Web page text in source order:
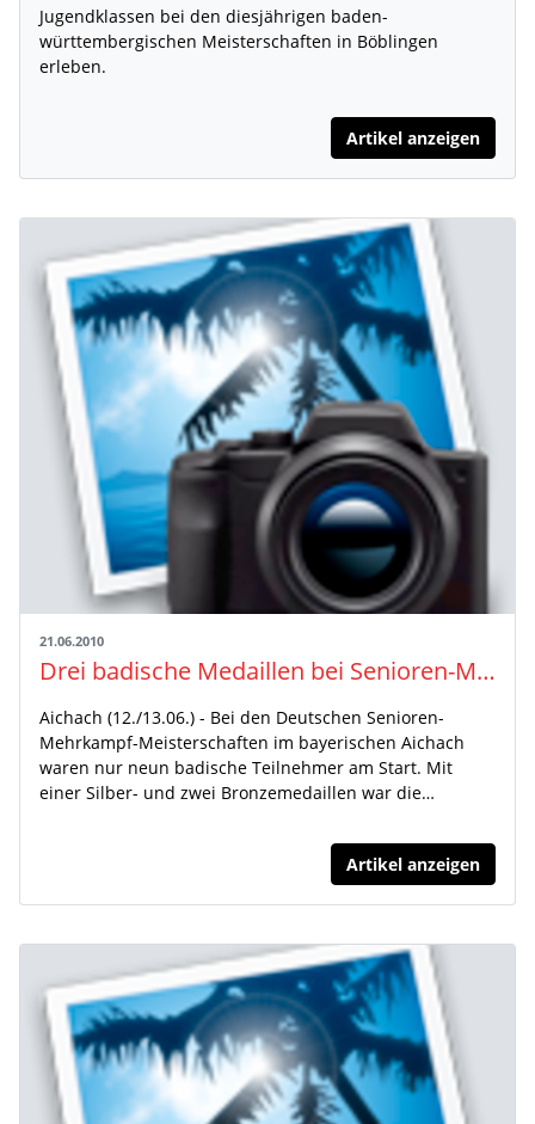
Jugendklassen bei den diesjährigen baden-
württembergischen Meisterschaften in Böblingen
erleben.
Artikel anzeigen
21.06.2010
Drei badische Medaillen bei Senioren-Mehrkampf-DM
Aichach (12./13.06.) - Bei den Deutschen Senioren-
Mehrkampf-Meisterschaften im bayerischen Aichach
waren nur neun badische Teilnehmer am Start. Mit
einer Silber- und zwei Bronzemedaillen war die…
Artikel anzeigen